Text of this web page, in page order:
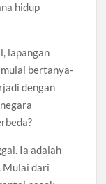
hidup
lapangan
bertanya-
dengan
Ia adalah
Mulai dari